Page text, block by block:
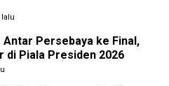
lalu
Persebaya ke Final,
di Piala Presiden 2026